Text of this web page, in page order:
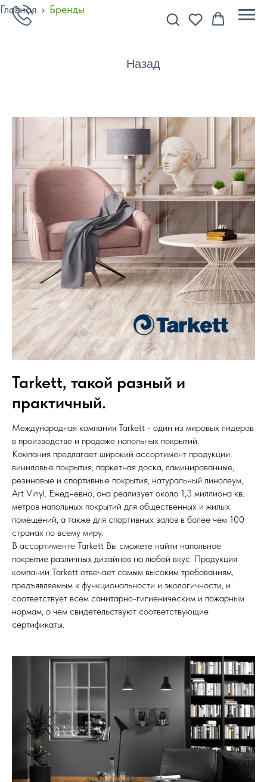
Главная › Бренды
Назад
Tarkett, такой разный и
практичный.
Международная компания Tarkett - один из мировых лидеров
в производстве и продаже напольных покрытий.
Компания предлагает широкий ассортимент продукции:
виниловые покрытия, паркетная доска, ламинированные,
резиновые и спортивные покрытия, натуральный линолеум,
Art Vinyl. Ежедневно, она реализует около 1,3 миллиона кв.
метров напольных покрытий для общественных и жилых
помещений, а также для спортивных залов в более чем 100
странах по всему миру.
В ассортименте Tarkett Вы сможете найти напольное
покрытие различных дизайнов на любой вкус. Продукция
компании Tarkett отвечает самым высоким требованиям,
предъявляемым к функциональности и экологичности, и
соответствует всем санитарно-гигиеническим и пожарным
нормам, о чем свидетельствуют соответствующие
сертификаты.